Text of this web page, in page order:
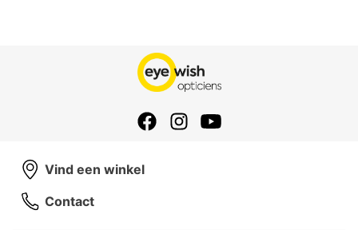
Vind een winkel
Contact